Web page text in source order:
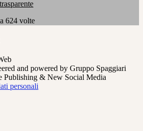
624 volte
and powered by Gruppo Spaggiari
Publishing & New Social Media
personali